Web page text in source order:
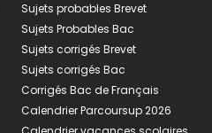
Sujets probables Brevet
Sujets Probables Bac
Sujets corrigés Brevet
Sujets corrigés Bac
Corrigés Bac de Français
Calendrier Parcoursup 2026